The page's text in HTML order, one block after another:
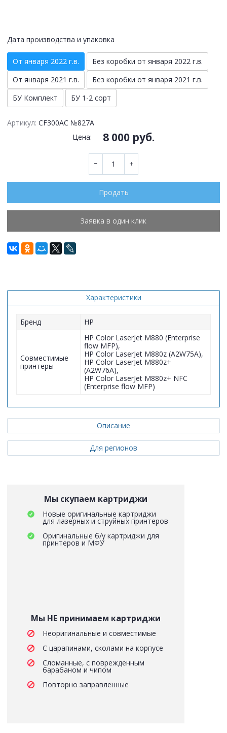
Дата производства и упаковка
От января 2022 г.в.
Без коробки от января 2022 г.в.
От января 2021 г.в.
Без коробки от января 2021 г.в.
БУ Комплект
БУ 1-2 сорт
Артикул: CF300AC №827A
Цена:
8 000 руб.
Продать
Заявка в один клик
Характеристики
Бренд HP
Совместимые
принтеры
HP Color LaserJet M880 (Enterprise
flow MFP),
HP Color LaserJet M880z (A2W75A),
HP Color LaserJet M880z+
(A2W76A),
HP Color LaserJet M880z+ NFC
(Enterprise flow MFP)
Описание
Для регионов
Мы скупаем картриджи
Новые оригинальные картриджи
для лазерных и струйных принтеров
Оригинальные б/у картриджи для
принтеров и МФУ
Мы НЕ принимаем картриджи
Неоригинальные и совместимые
С царапинами, сколами на корпусе
Сломанные, с поврежденным
барабаном и чипом
Повторно заправленные